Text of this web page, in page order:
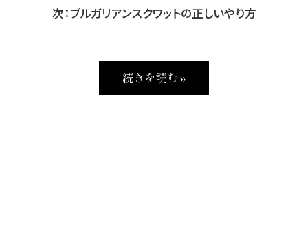
次：ブルガリアンスクワットの正しいやり方
続きを読む »